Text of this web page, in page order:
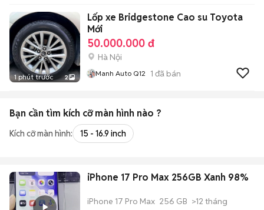
1 phút trước 2
Lốp xe Bridgestone Cao su Toyota
Mới
50.000.000 đ
Hà Nội
Manh Auto Q12 1 đã bán
Bạn cần tìm kích cỡ màn hình nào ?
Kích cỡ màn hình: 15 - 16.9 inch
iPhone 17 Pro Max 256GB Xanh 98%
iPhone 17 Pro Max 256 GB >12 tháng